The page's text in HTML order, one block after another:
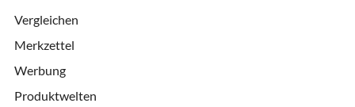
Vergleichen
Merkzettel
Werbung
Produktwelten